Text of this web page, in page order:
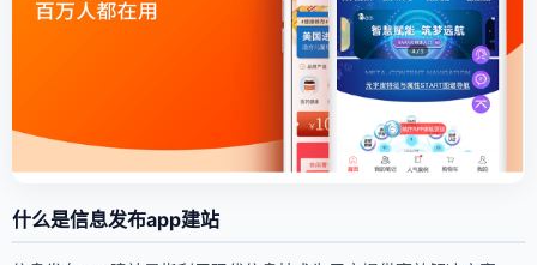
什么是信息发布app建站